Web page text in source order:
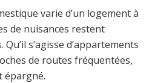
varie d’un logement à
de nuisances restent
s’agisse d’appartements
de routes fréquentées,
épargné.